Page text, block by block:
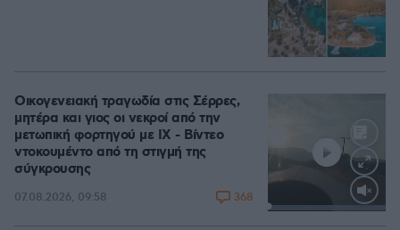
Loaded:
Οικογενειακή τραγωδία στις Σέρρες,
μητέρα και γιος οι νεκροί από την
μετωπική φορτηγού με ΙΧ - Βίντεο
ντοκουμέντο από τη στιγμή της
σύγκρουσης
07.08.2026, 09:58 368